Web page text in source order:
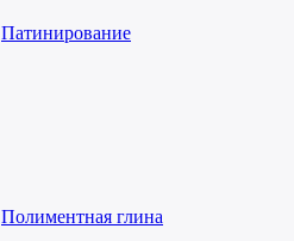
Патинирование
Полиментная глина